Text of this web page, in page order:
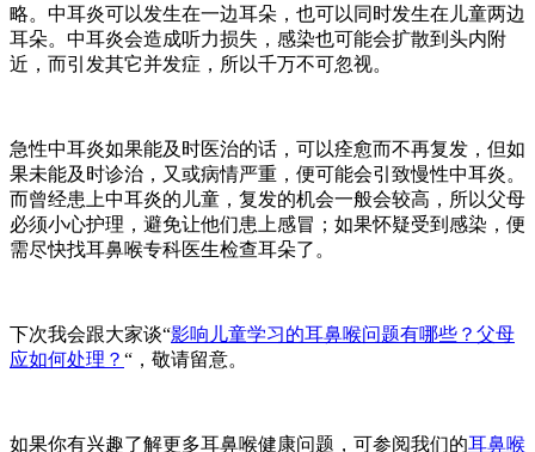
略。中耳炎可以发生在一边耳朵，也可以同时发生在儿童两边
耳朵。中耳炎会造成听力损失，感染也可能会扩散到头内附
近，而引发其它并发症，所以千万不可忽视。
急性中耳炎如果能及时医治的话，可以痊愈而不再复发，但如
果未能及时诊治，又或病情严重，便可能会引致慢性中耳炎。
而曾经患上中耳炎的儿童，复发的机会一般会较高，所以父母
必须小心护理，避免让他们患上感冒；如果怀疑受到感染，便
需尽快找耳鼻喉专科医生检查耳朵了。
下次我会跟大家谈“影响儿童学习的耳鼻喉问题有哪些？父母
应如何处理？ “，敬请留意。
如果你有兴趣了解更多耳鼻喉健康问题，可参阅我们的耳鼻喉